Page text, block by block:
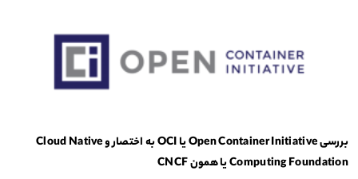
بررسی Open Container Initiative یا OCI به اختصار و Cloud Native
Computing Foundation یا همون CNCF